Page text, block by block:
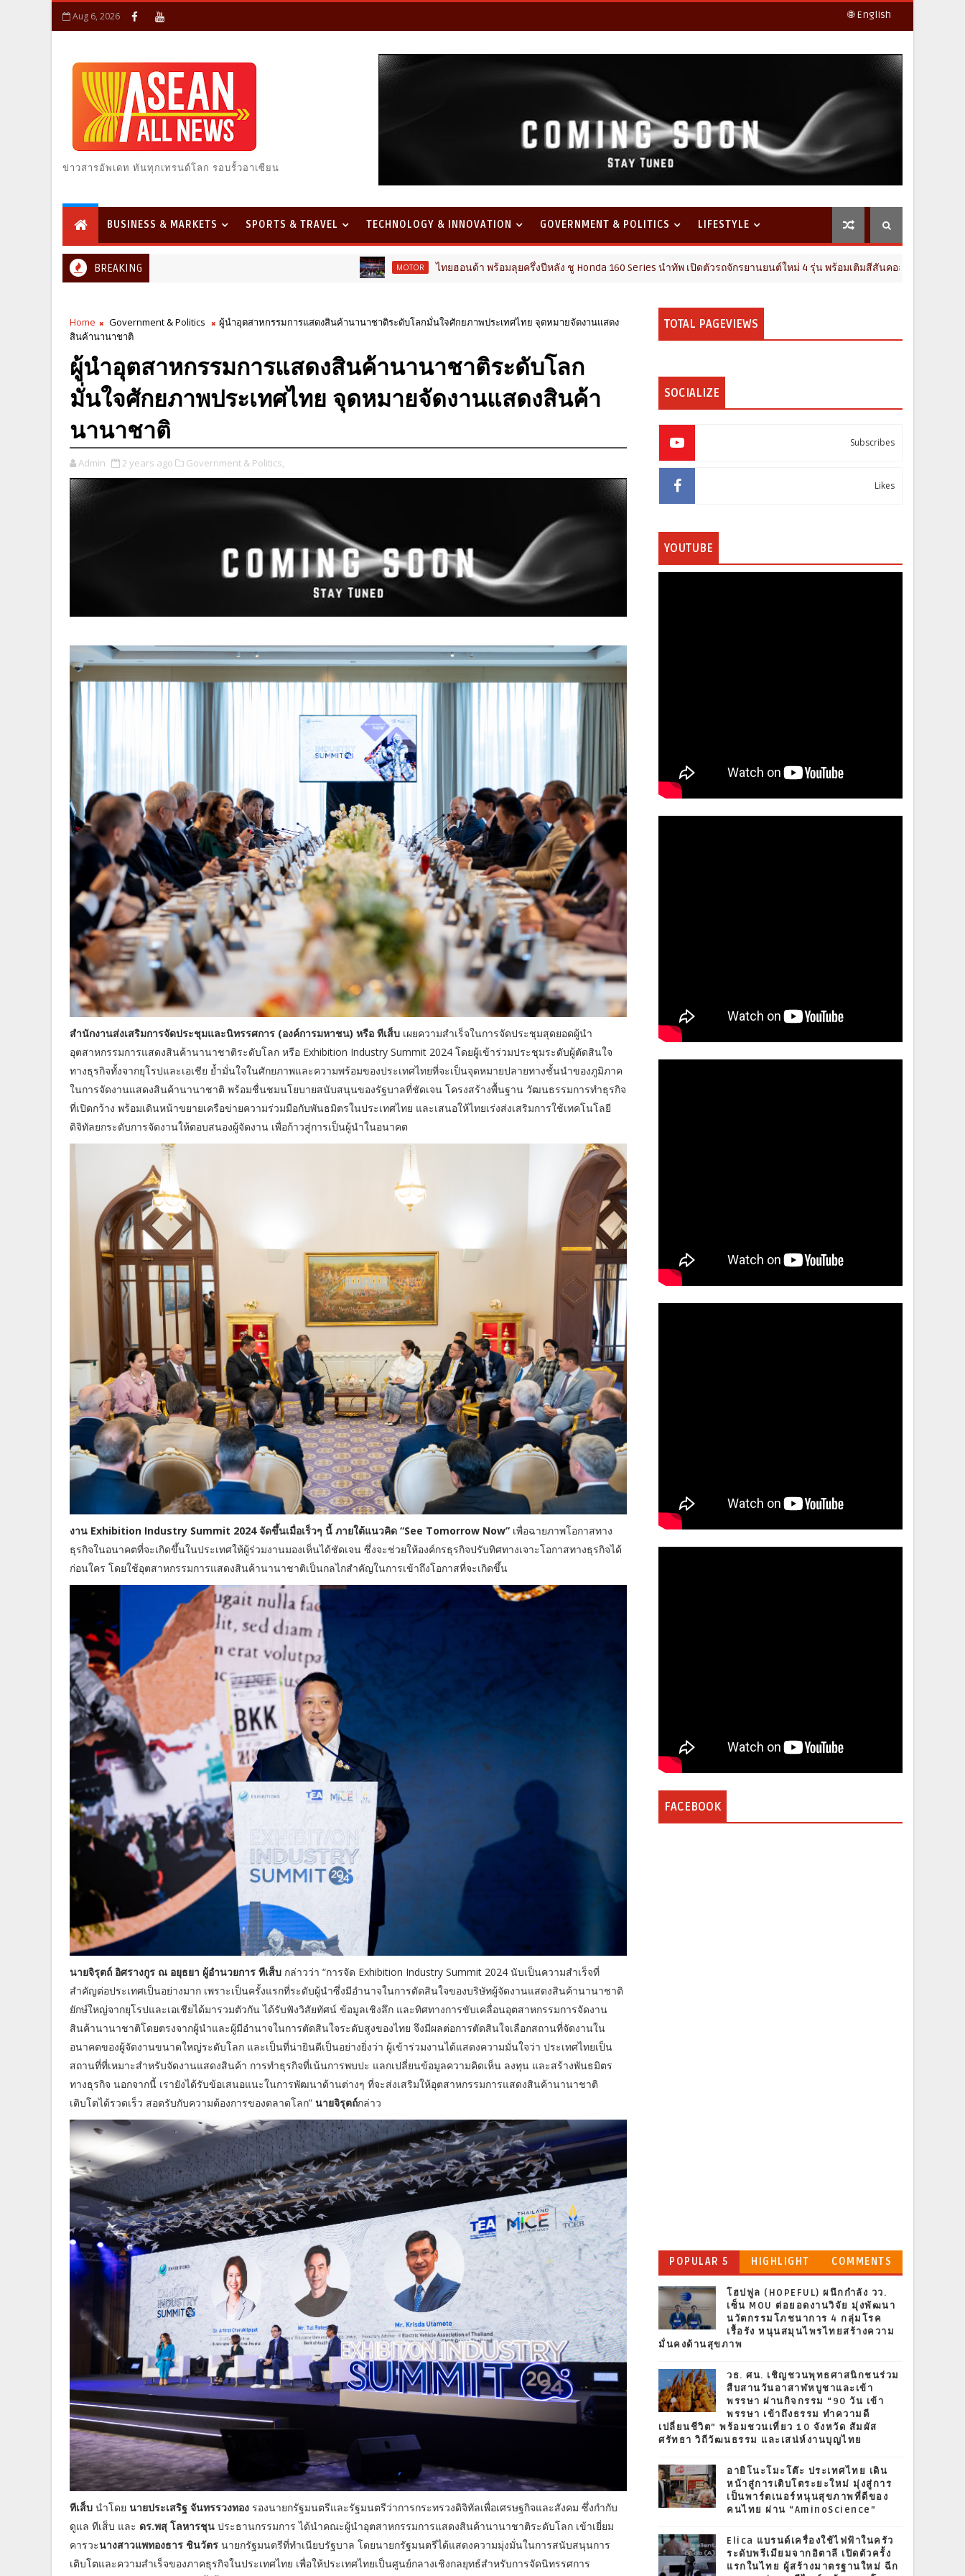
Aug 6, 2026 🌐 English
ข่าวสารอัพเดท ทันทุกเทรนด์โลก รอบรั้วอาเซียน
BUSINESS & MARKETS SPORTS & TRAVEL TECHNOLOGY & INNOVATION GOVERNMENT & POLITICS LIFESTYLE
BREAKING ไทยฮอนด้า พร้อมลุยครึ่งปีหลัง ชู Honda 160 Series นำทัพ เปิดตัวรถจักรยานยนต์ใหม่ 4 รุ่น พร้อมเติมสีสันคอลแลบดิสนีย์และพิกซาร์ BUZZ
Home Government & Politics
ผู้นำอุตสาหกรรมการแสดงสินค้านานาชาติระดับโลกมั่นใจศักยภาพประเทศไทย จุดหมายจัดงานแสดง
สินค้านานาชาติ
ผู้นำอุตสาหกรรมการแสดงสินค้านานาชาติระดับโลก
มั่นใจศักยภาพประเทศไทย จุดหมายจัดงานแสดงสินค้า
นานาชาติ
Admin 2 years ago Government & Politics,
สำนักงานส่งเสริมการจัดประชุมและนิทรรศการ (องค์การมหาชน) หรือ ทีเส็บ เผยความสำเร็จในการจัดประชุมสุดยอดผู้นำ
อุตสาหกรรมการแสดงสินค้านานาชาติระดับโลก หรือ Exhibition Industry Summit 2024 โดยผู้เข้าร่วมประชุมระดับผู้ตัดสินใจ
ทางธุรกิจทั้งจากยุโรปและเอเชีย ย้ำมั่นใจในศักยภาพและความพร้อมของประเทศไทยที่จะเป็นจุดหมายปลายทางชั้นนำของภูมิภาค
ในการจัดงานแสดงสินค้านานาชาติ พร้อมชื่นชมนโยบายสนับสนุนของรัฐบาลที่ชัดเจน โครงสร้างพื้นฐาน วัฒนธรรมการทำธุรกิจ
ที่เปิดกว้าง พร้อมเดินหน้าขยายเครือข่ายความร่วมมือกับพันธมิตรในประเทศไทย และเสนอให้ไทยเร่งส่งเสริมการใช้เทคโนโลยี
ดิจิทัลยกระดับการจัดงานให้ตอบสนองผู้จัดงาน เพื่อก้าวสู่การเป็นผู้นำในอนาคต
งาน Exhibition Industry Summit 2024 จัดขึ้นเมื่อเร็วๆ นี้ ภายใต้แนวคิด “See Tomorrow Now” เพื่อฉายภาพโอกาสทาง
ธุรกิจในอนาคตที่จะเกิดขึ้นในประเทศให้ผู้ร่วมงานมองเห็นได้ชัดเจน ซึ่งจะช่วยให้องค์กรธุรกิจปรับทิศทางเจาะโอกาสทางธุรกิจได้
ก่อนใคร โดยใช้อุตสาหกรรมการแสดงสินค้านานาชาติเป็นกลไกสำคัญในการเข้าถึงโอกาสที่จะเกิดขึ้น
นายจิรุตถ์ อิศรางกูร ณ อยุธยา ผู้อำนวยการ ทีเส็บ กล่าวว่า “การจัด Exhibition Industry Summit 2024 นับเป็นความสำเร็จที่
สำคัญต่อประเทศเป็นอย่างมาก เพราะเป็นครั้งแรกที่ระดับผู้นำซึ่งมีอำนาจในการตัดสินใจของบริษัทผู้จัดงานแสดงสินค้านานาชาติ
ยักษ์ใหญ่จากยุโรปและเอเชียได้มารวมตัวกัน ได้รับฟังวิสัยทัศน์ ข้อมูลเชิงลึก และทิศทางการขับเคลื่อนอุตสาหกรรมการจัดงาน
สินค้านานาชาติโดยตรงจากผู้นำและผู้มีอำนาจในการตัดสินใจระดับสูงของไทย จึงมีผลต่อการตัดสินใจเลือกสถานที่จัดงานใน
อนาคตของผู้จัดงานขนาดใหญ่ระดับโลก และเป็นที่น่ายินดีเป็นอย่างยิ่งว่า ผู้เข้าร่วมงานได้แสดงความมั่นใจว่า ประเทศไทยเป็น
สถานที่ที่เหมาะสำหรับจัดงานแสดงสินค้า การทำธุรกิจที่เน้นการพบปะ แลกเปลี่ยนข้อมูลความคิดเห็น ลงทุน และสร้างพันธมิตร
ทางธุรกิจ นอกจากนี้ เรายังได้รับข้อเสนอแนะในการพัฒนาด้านต่างๆ ที่จะส่งเสริมให้อุตสาหกรรมการแสดงสินค้านานาชาติ
เติบโตได้รวดเร็ว สอดรับกับความต้องการของตลาดโลก” นายจิรุตถ์กล่าว
ทีเส็บ นำโดย นายประเสริฐ จันทรรวงทอง รองนายกรัฐมนตรีและรัฐมนตรีว่าการกระทรวงดิจิทัลเพื่อเศรษฐกิจและสังคม ซึ่งกำกับ
ดูแล ทีเส็บ และ ดร.พสุ โลหารชุน ประธานกรรมการ ได้นำคณะผู้นำอุตสาหกรรมการแสดงสินค้านานาชาติระดับโลก เข้าเยี่ยม
คารวะนางสาวแพทองธาร ชินวัตร นายกรัฐมนตรีที่ทำเนียบรัฐบาล โดยนายกรัฐมนตรีได้แสดงความมุ่งมั่นในการสนับสนุนการ
เติบโตและความสำเร็จของภาคธุรกิจในประเทศไทย เพื่อให้ประเทศไทยเป็นศูนย์กลางเชิงกลยุทธ์สำหรับการจัดนิทรรศการ
TOTAL PAGEVIEWS
SOCIALIZE
Subscribes
Likes
YOUTUBE
FACEBOOK
POPULAR 5 HIGHLIGHT COMMENTS
โฮปฟูล (HOPEFUL) ผนึกกำลัง วว.
เซ็น MOU ต่อยอดงานวิจัย มุ่งพัฒนา
นวัตกรรมโภชนาการ 4 กลุ่มโรค
เรื้อรัง หนุนสมุนไพรไทยสร้างความ
มั่นคงด้านสุขภาพ
วธ. ศน. เชิญชวนพุทธศาสนิกชนร่วม
สืบสานวันอาสาฬหบูชาและเข้า
พรรษา ผ่านกิจกรรม “90 วัน เข้า
พรรษา เข้าถึงธรรม ทำความดี
เปลี่ยนชีวิต” พร้อมชวนเที่ยว 10 จังหวัด สัมผัส
ศรัทธา วิถีวัฒนธรรม และเสน่ห์งานบุญไทย
อายิโนะโมะโต๊ะ ประเทศไทย เดิน
หน้าสู่การเติบโตระยะใหม่ มุ่งสู่การ
เป็นพาร์ตเนอร์หนุนสุขภาพที่ดีของ
คนไทย ผ่าน “AminoScience”
Elica แบรนด์เครื่องใช้ไฟฟ้าในครัว
ระดับพรีเมียมจากอิตาลี เปิดตัวครั้ง
แรกในไทย ผู้สร้างมาตรฐานใหม่ ฉีก